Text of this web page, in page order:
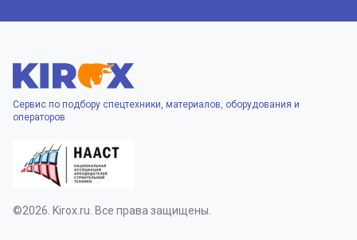
Сервис по подбору спецтехники, материалов, оборудования и
операторов
©2026. Kirox.ru. Все права защищены.